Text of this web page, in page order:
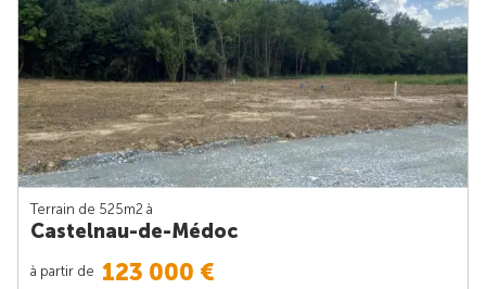
Terrain de 525m2 à
Castelnau-de-Médoc
à partir de 123 000 €